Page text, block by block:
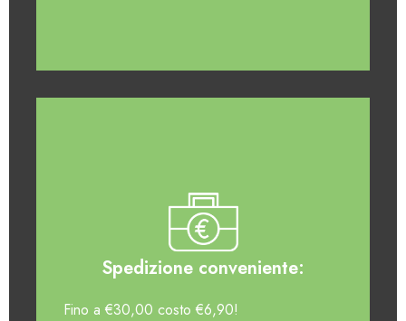
Spedizione conveniente:
Fino a €30,00 costo €6,90!